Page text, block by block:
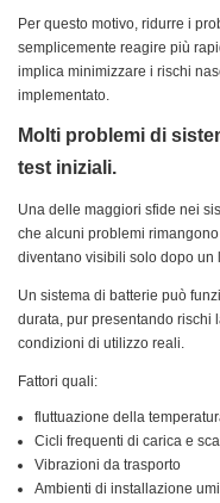
Per questo motivo, ridurre i
semplicemente reagire più
implica minimizzare i rischi
implementato.
Molti problemi di
test iniziali.
Una delle maggiori sfide nei
che alcuni problemi
diventano visibili solo dopo un
Un sistema di batterie può
durata, pur presentando rischi
condizioni di utilizzo reali.
Fattori quali:
fluttuazione della
Cicli frequenti di carica e
Vibrazioni da trasporto
Ambienti di installazione